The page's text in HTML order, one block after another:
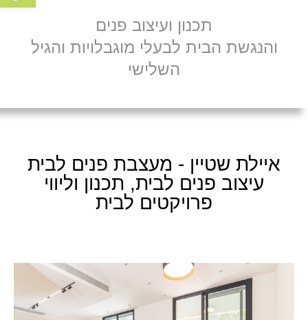
תכנון ועיצוב פנים
והנגשת הבית לבעלי מוגבלויות והגיל
השלישי
איילת שטיין - מעצבת פנים לבית
עיצוב פנים לבית, תכנון וליווי
פרויקטים לבית